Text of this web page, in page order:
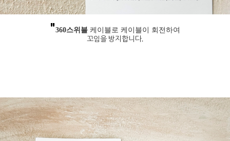
"360스위블 케이블로 케이블이 회전하여
꼬임을 방지합니다.